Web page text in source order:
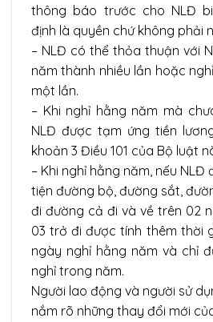
thông báo trước cho NLĐ
định là quyền chứ không phải
– NLĐ có thể thỏa thuận với
năm thành nhiều lần hoặc
một lần.
– Khi nghỉ hằng năm mà
NLĐ được tạm ứng tiền
khoản 3 Điều 101 của Bộ luật
– Khi nghỉ hằng năm, nếu
tiện đường bộ, đường sắt,
đi đường cả đi và về trên 02
03 trở đi được tính thêm thời
ngày nghỉ hằng năm và chỉ
nghỉ trong năm.
Người lao động và người sử
nắm rõ những thay đổi mới